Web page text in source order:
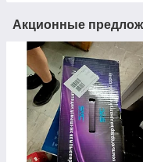
Акционные